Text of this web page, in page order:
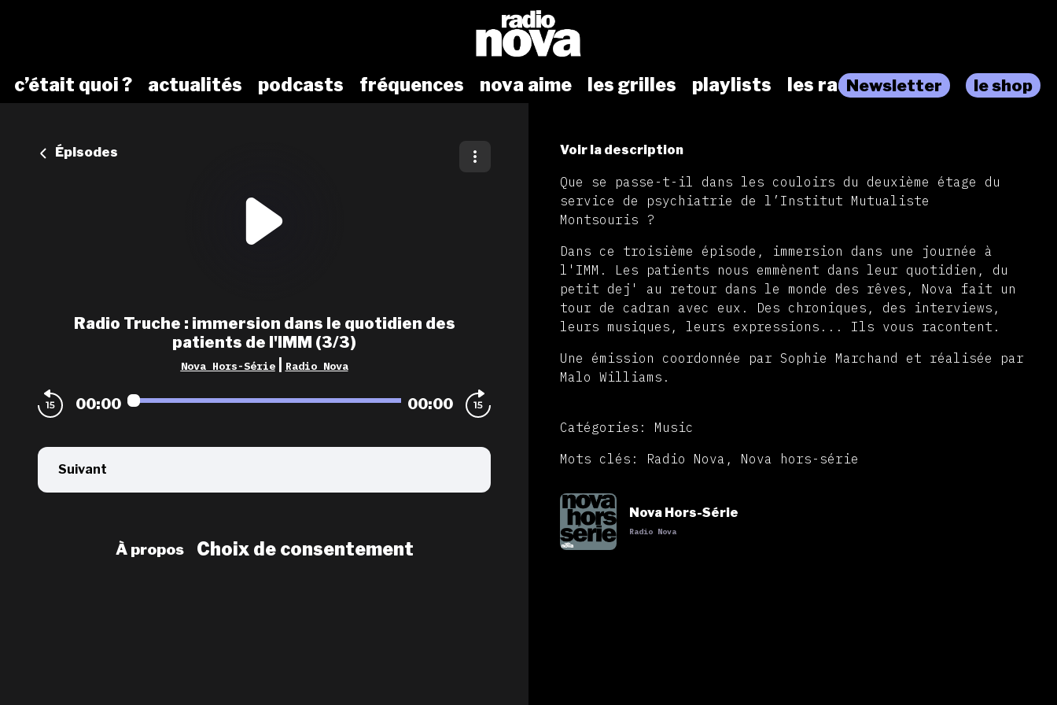
c’était quoi ? actualités podcasts fréquences nova aime les grilles playlists les radiosNewsletter le shop
Épisodes
Radio Truche : immersion dans le quotidien des
patients de l'IMM (3/3)
Nova Hors-Série Radio Nova
00:00 00:00
Suivant
À propos Choix de consentement
Voir la description
Que se passe-t-il dans les couloirs du deuxième étage du
service de psychiatrie de l’Institut Mutualiste
Montsouris ?
Dans ce troisième épisode, immersion dans une journée à
l'IMM. Les patients nous emmènent dans leur quotidien, du
petit dej' au retour dans le monde des rêves, Nova fait un
tour de cadran avec eux. Des chroniques, des interviews,
leurs musiques, leurs expressions... Ils vous racontent.
Une émission coordonnée par Sophie Marchand et réalisée par
Malo Williams.
Catégories: Music
Mots clés: Radio Nova, Nova hors-série
Nova Hors-Série
Radio Nova